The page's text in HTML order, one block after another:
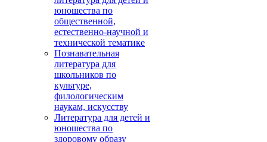
юношества по
общественной,
естественно-научной и
технической тематике
Познавательная
литература для
школьников по
культуре,
филологическим
наукам, искусству
Литература для детей и
юношества по
здоровому образу